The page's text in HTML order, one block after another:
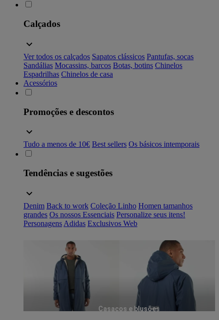
Calçados
Ver todos os calçados Sapatos clássicos Pantufas, socas
Sandálias Mocassins, barcos Botas, botins Chinelos
Espadrilhas Chinelos de casa
Acessórios
Promoções e descontos
Tudo a menos de 10€ Best sellers Os básicos intemporais
Tendências e sugestões
Denim Back to work Coleção Linho Homen tamanhos
grandes Os nossos Essenciais Personalize seus itens!
Personagens Adidas Exclusivos Web
Casacos e blusões